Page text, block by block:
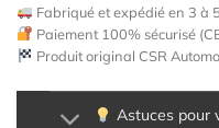
Fabriqué et expédié en 3 à
Paiement 100% sécurisé
Produit original CSR
Astuces pour